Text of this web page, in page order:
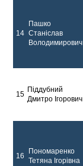
14
Пашко
Станіслав
Володимирович
15
Піддубний
Дмитро Ігорович
16
Пономаренко
Тетяна Ігорівна